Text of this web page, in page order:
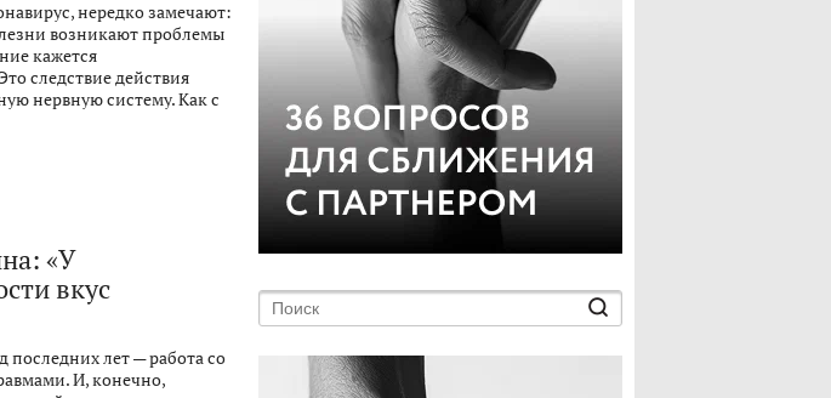
нередко замечают:
возникают проблемы
кажется
следствие действия
нервную систему. Как с
«У
вкус
последних лет — работа со
И, конечно,